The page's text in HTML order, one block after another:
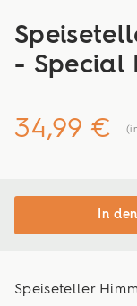
- Special
34,99 €
In
Speiseteller